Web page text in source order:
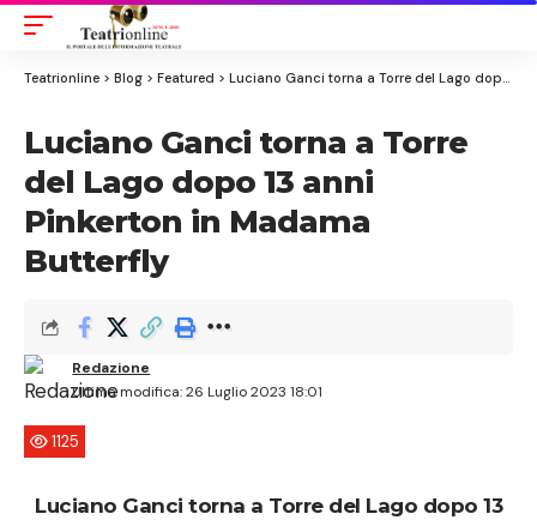
Resizer
Teatrionline > Blog > Featured > Luciano Ganci torna a Torre del Lago dopo 13 anni Pinkerton in Madama Butterfly
Luciano Ganci torna a Torre
del Lago dopo 13 anni
Pinkerton in Madama
Butterfly
Ultima modifica: 26 Luglio 2023 18:01
Redazione
1125
Luciano Ganci torna a Torre del Lago dopo 13